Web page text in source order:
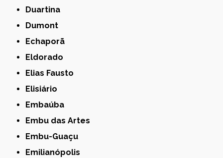
Duartina
Dumont
Echaporã
Eldorado
Elias Fausto
Elisiário
Embaúba
Embu das Artes
Embu-Guaçu
Emilianópolis